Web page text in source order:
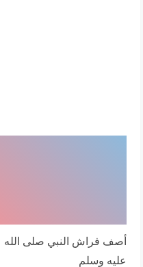
أصف فراش النبي صلى الله
عليه وسلم